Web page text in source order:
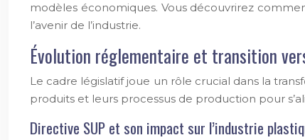
modèles économiques. Vous découvrirez
l’avenir de l’industrie.
Évolution réglementaire et transition
Le cadre législatif joue un rôle crucial dans la
produits et leurs processus de production pour
Directive SUP et son impact sur l’industrie